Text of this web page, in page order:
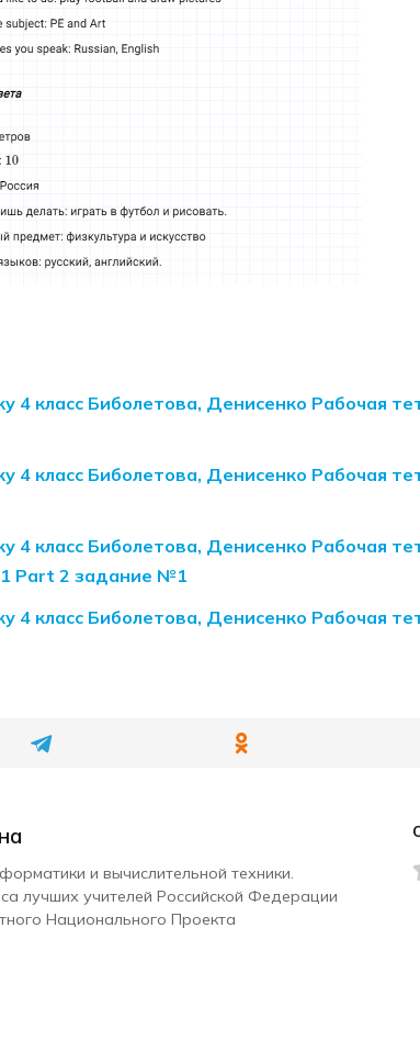
4 класс Биболетова, Денисенко Рабочая
4 класс Биболетова, Денисенко Рабочая
4 класс Биболетова, Денисенко Рабочая
Part 2 задание №1
4 класс Биболетова, Денисенко Рабочая
и вычислительной техники.
лучших учителей Российской Федерации
Национального Проекта